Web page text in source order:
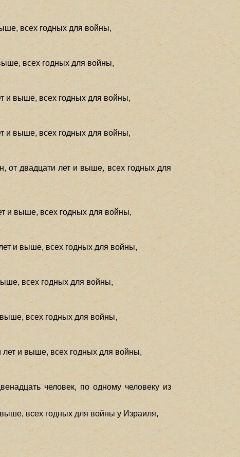
всех годных для войны,
всех годных для войны,
и выше, всех годных для войны,
и выше, всех годных для войны,
двадцати лет и выше, всех годных для
и выше, всех годных для войны,
и выше, всех годных для войны,
всех годных для войны,
всех годных для войны,
и выше, всех годных для войны,
человек, по одному человеку из
всех годных для войны у Израиля,